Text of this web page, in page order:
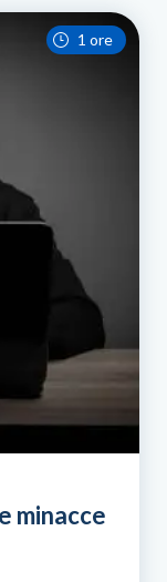
minacce
1 ore